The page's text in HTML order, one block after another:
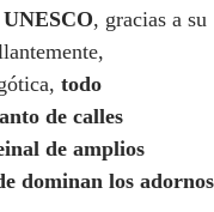
, gracias a su
todo
de calles
de amplios
dominan los